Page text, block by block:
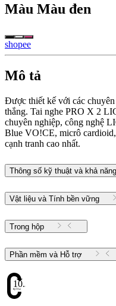
Màu Màu đen
shopee
Mô tả
Được thiết kế với các
thắng. Tai nghe PRO X 2
chuyên nghiệp, công nghệ
Blue VO!CE, micrô
cạnh tranh cao nhất.
Thông số kỹ thuật và khả
Vật liệu và Tính bền vững
Trong hộp
Phần mềm và Hỗ trợ
10.34